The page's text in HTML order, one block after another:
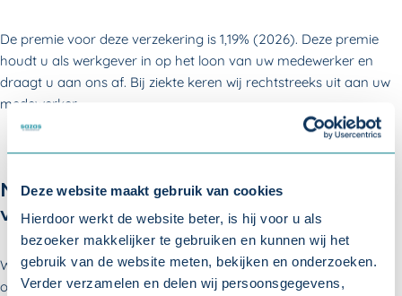
Deze website maakt gebruik van cookies
Hierdoor werkt de website beter, is hij voor u als
bezoeker makkelijker te gebruiken en kunnen wij het
gebruik van de website meten, bekijken en onderzoeken.
Verder verzamelen en delen wij persoonsgegevens,
De premie voor deze verzekering is 1,19% (2026). Deze premie
houdt u als werkgever in op het loon van uw medewerker en
draagt u aan ons af. Bij ziekte keren wij rechtstreeks uit aan uw
medewerker.
Meer informatie over de PLUS-
verzekering
Wilt u meer informatie over de PLUS-verzekering?Download
onderaan deze pagina de brochure ofbekijk de veelgestelde